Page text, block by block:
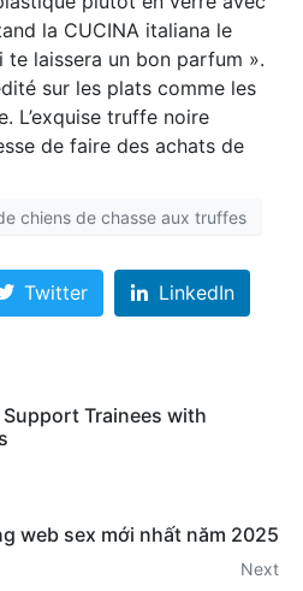
la CUCINA italiana le
laissera un bon parfum ».
sur les plats comme les
L’exquise truffe noire
de faire des achats de
chiens de chasse aux truffes
Twitter LinkedIn
Trainees with
web sex mới nhất năm 2025
Next